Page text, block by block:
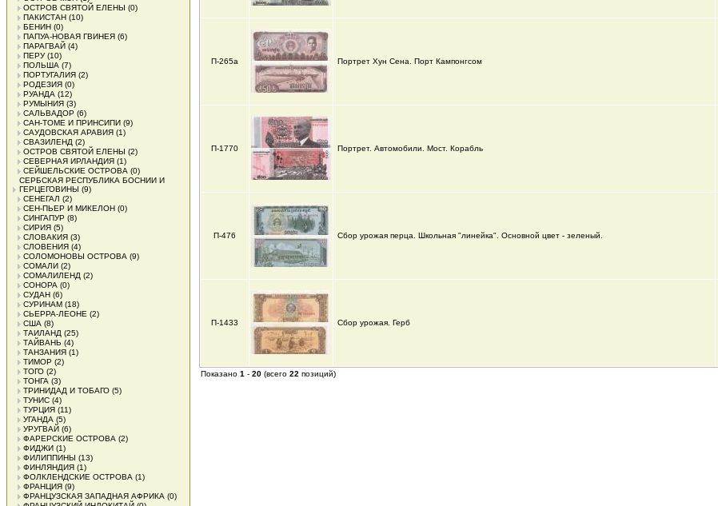
ОСТРОВ СВЯТОЙ ЕЛЕНЫ (0)
ПАКИСТАН (10)
БЕНИН (0)
ПАПУА-НОВАЯ ГВИНЕЯ (6)
ПАРАГВАЙ (4)
ПЕРУ(10)
ПОЛЬША (7)
ПОРТУГАЛИЯ (2)
РОДЕЗИЯ (0)
РУАНДА (12)
РУМЫНИЯ (3)
САЛЬВАДОР (6)
САН-ТОМЕ И ПРИНСИПИ (9)
САУДОВСКАЯ АРАВИЯ (1)
СВАЗИЛЕНД (2)
ОСТРОВ СВЯТОЙ ЕЛЕНЫ (2)
СЕВЕРНАЯ ИРЛАНДИЯ (1)
СЕЙШЕЛЬСКИЕ ОСТРОВА (0)
СЕРБСКАЯ РЕСПУБЛИКА БОСНИИ И
ГЕРЦЕГОВИНЫ (9)
СЕНЕГАЛ (2)
СЕН-ПЬЕР И МИКЕЛОН (0)
СИНГАПУР (8)
СИРИЯ (5)
СЛОВАКИЯ (3)
СЛОВЕНИЯ (4)
СОЛОМОНОВЫ ОСТРОВА (9)
СОМАЛИ (2)
СОМАЛИЛЕНД (2)
СОНОРА (0)
СУДАН (6)
СУРИНАМ (18)
СЬЕРРА-ЛЕОНЕ (2)
США (8)
ТАИЛАНД (25)
ТАЙВАНЬ (4)
ТАНЗАНИЯ (1)
ТИМОР (2)
ТОГО (2)
ТОНГА (3)
ТРИНИДАД И ТОБАГО (5)
ТУНИС (4)
ТУРЦИЯ (11)
УГАНДА (5)
УРУГВАЙ (6)
ФАРЕРСКИЕ ОСТРОВА (2)
ФИДЖИ (1)
ФИЛИППИНЫ (13)
ФИНЛЯНДИЯ (1)
ФОЛКЛЕНДСКИЕ ОСТРОВА (1)
ФРАНЦИЯ (9)
ФРАНЦУЗСКАЯ ЗАПАДНАЯ АФРИКА (0)
П-265а Портрет Хун Сена. Порт Кампонгсом
П-1770 Портрет. Автомобили. Мост. Корабль
П-476 Сбор урожая перца. Школьная "линейка". Основной цвет - зеленый.
П-1433 Сбор урожая. Герб
Показано 1 - 20 (всего 22 позиций)